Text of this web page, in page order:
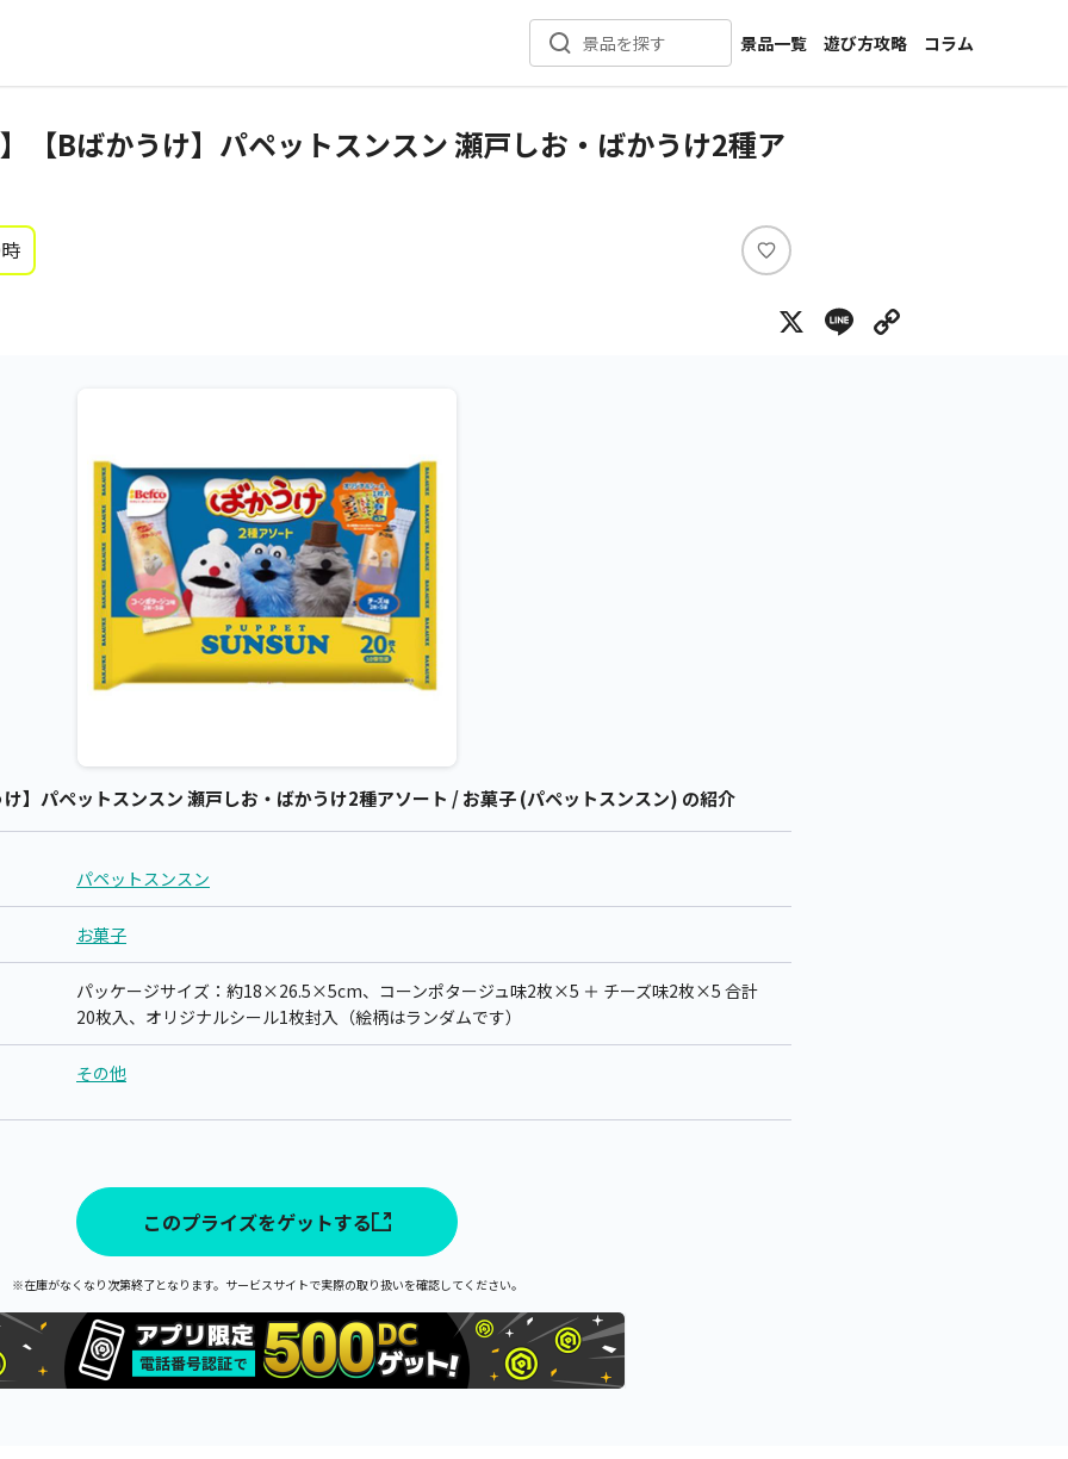
景品を探す
景品一覧
新着景品
カテゴリ一覧
遊び方攻略
コラム
インタビュー
【Bばかうけ】パペットスンスン 瀬戸しお・ばかうけ2種ア
い
ね
X Line
】パペットスンスン 瀬戸しお・ばかうけ2種アソート / お菓子 (パペットスンスン) の紹介
パペットスンスン
お菓子
パッケージサイズ：約18×26.5×5cm、コーンポタージュ味2枚×5 ＋ チーズ味2枚×5 合計
20枚入、オリジナルシール1枚封入（絵柄はランダムです）
その他
このプライズをゲットする
※在庫がなくなり次第終了となります。サービスサイトで実際の取り扱いを確認してください。